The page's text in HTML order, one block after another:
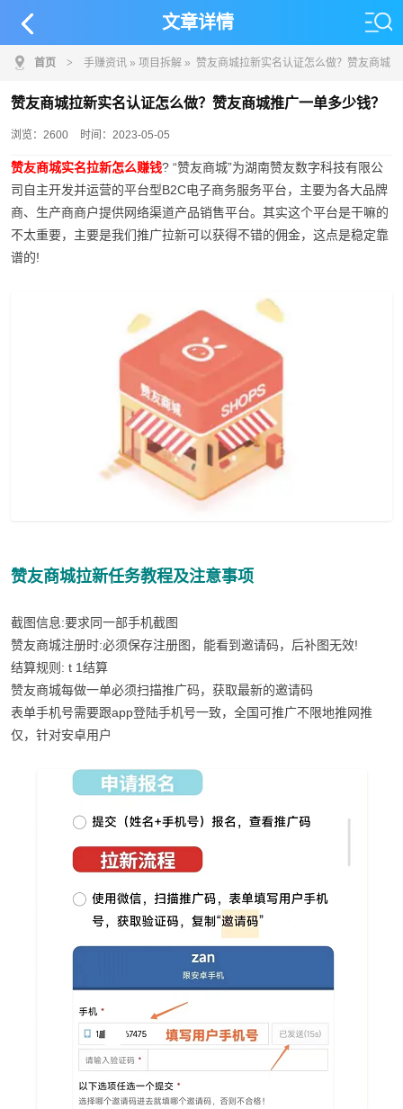
文章详情
首页 > 手赚资讯 » 项目拆解 » 赞友商城拉新实名认证怎么做？赞友商城
推广一单多少钱？
赞友商城拉新实名认证怎么做？赞友商城推广一单多少钱？
浏览：2600 时间：2023-05-05
赞友商城实名拉新怎么赚钱? “赞友商城”为湖南赞友数字科技有限公
司自主开发并运营的平台型B2C电子商务服务平台，主要为各大品牌
商、生产商商户提供网络渠道产品销售平台。其实这个平台是干嘛的
不太重要，主要是我们推广拉新可以获得不错的佣金，这点是稳定靠
谱的!
赞友商城拉新任务教程及注意事项
截图信息:要求同一部手机截图
赞友商城注册时:必须保存注册图，能看到邀请码，后补图无效!
结算规则: t 1结算
赞友商城每做一单必须扫描推广码，获取最新的邀请码
表单手机号需要跟app登陆手机号一致，全国可推广不限地推网推
仅，针对安卓用户